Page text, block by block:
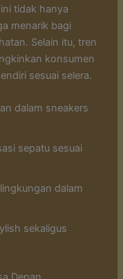
tidak hanya
menarik bagi
Selain itu, tren
konsumen
sesuai selera.
dalam sneakers
sepatu sesuai
dalam
sekaligus